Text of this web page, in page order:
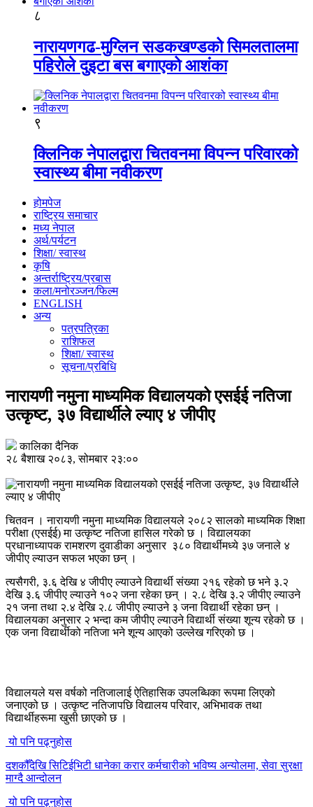
८
नारायणगढ-मुग्लिन सडकखण्डको सिमलतालमा
पहिरोले दुइटा बस बगाएको आशंका
९
क्लिनिक नेपालद्वारा चितवनमा विपन्न परिवारको
स्वास्थ्य बीमा नवीकरण
होमपेज
राष्ट्रिय समाचार
मध्य नेपाल
अर्थ/पर्यटन
शिक्षा/ स्वास्थ
कृषि
अन्तर्राष्ट्रिय/प्रबास
कला/मनोरञ्जन/फिल्म
ENGLISH
अन्य
पत्रपत्रिका
राशिफल
शिक्षा/ स्वास्थ
सूचना/प्रबिधि
नारायणी नमुना माध्यमिक विद्यालयको एसईई नतिजा
उत्कृष्ट, ३७ विद्यार्थीले ल्याए ४ जीपीए
कालिका दैनिक
२८ बैशाख २०८३, सोमबार २३:००
चितवन । नारायणी नमुना माध्यमिक विद्यालयले २०८२ सालको माध्यमिक शिक्षा
परीक्षा (एसईई) मा उत्कृष्ट नतिजा हासिल गरेको छ । विद्यालयका
प्रधानाध्यापक रामशरण दुवाडीका अनुसार ३८० विद्यार्थीमध्ये ३७ जनाले ४
जीपीए ल्याउन सफल भएका छन् ।
त्यसैगरी, ३.६ देखि ४ जीपीए ल्याउने विद्यार्थी संख्या २१६ रहेको छ भने ३.२
देखि ३.६ जीपीए ल्याउने १०२ जना रहेका छन् । २.८ देखि ३.२ जीपीए ल्याउने
२१ जना तथा २.४ देखि २.८ जीपीए ल्याउने ३ जना विद्यार्थी रहेका छन् ।
विद्यालयका अनुसार २ भन्दा कम जीपीए ल्याउने विद्यार्थी संख्या शून्य रहेको छ ।
एक जना विद्यार्थीको नतिजा भने शून्य आएको उल्लेख गरिएको छ ।
विद्यालयले यस वर्षको नतिजालाई ऐतिहासिक उपलब्धिका रूपमा लिएको
जनाएको छ । उत्कृष्ट नतिजापछि विद्यालय परिवार, अभिभावक तथा
विद्यार्थीहरूमा खुसी छाएको छ ।
यो पनि पढ्नुहोस
दशकौँदेखि सिटिईभिटी धानेका करार कर्मचारीको भविष्य अन्योलमा, सेवा सुरक्षा
माग्दै आन्दोलन
यो पनि पढ्नुहोस